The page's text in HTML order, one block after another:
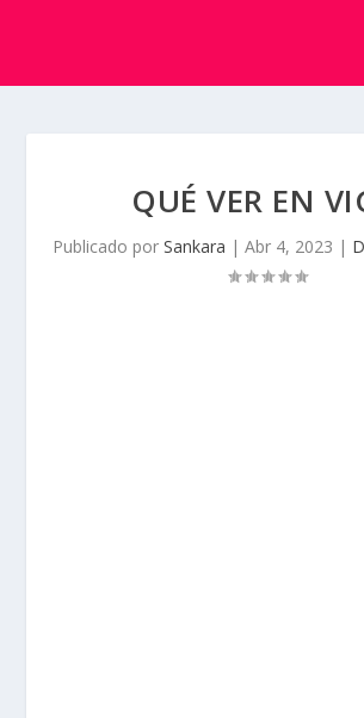
QUÉ VER EN
Publicado por Sankara | Abr 4, 2023 |